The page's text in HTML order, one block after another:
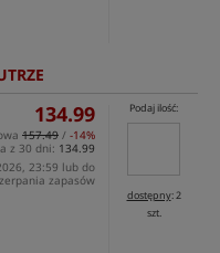
134.99
157.49 / -14%
z 30 dni: 134.99
23:59 lub do
zapasów
Podaj ilość:
dostępny: 2
szt.